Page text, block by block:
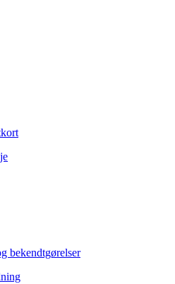
bekendtgørelser